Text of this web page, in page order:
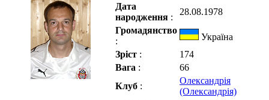
Дата
народження :
28.08.1978
Громадянство
:
Україна
Зріст :
174
Вага :
66
Клуб :
Олександрія
(Олександрія)